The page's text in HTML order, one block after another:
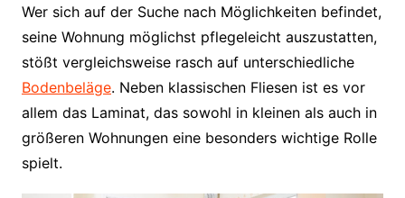
Wer sich auf der Suche nach Möglichkeiten befindet,
seine Wohnung möglichst pflegeleicht auszustatten,
stößt vergleichsweise rasch auf unterschiedliche
Bodenbeläge. Neben klassischen Fliesen ist es vor
allem das Laminat, das sowohl in kleinen als auch in
größeren Wohnungen eine besonders wichtige Rolle
spielt.